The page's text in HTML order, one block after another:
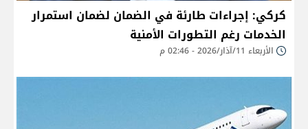
كركي: إجراءات طارئة في الضمان لضمان استمرار
الخدمات رغم التطورات الأمنية
الأربعاء 11/آذار/2026 - 02:46 م